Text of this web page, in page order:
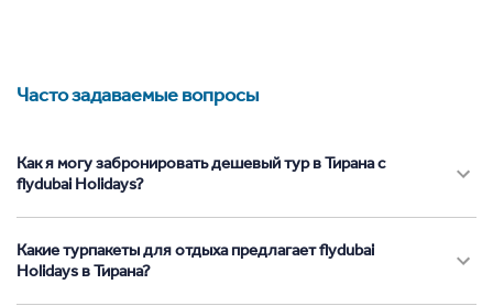
Часто задаваемые вопросы
Как я могу забронировать дешевый тур в Тирана с
flydubai Holidays?
Какие турпакеты для отдыха предлагает flydubai
Holidays в Тирана?